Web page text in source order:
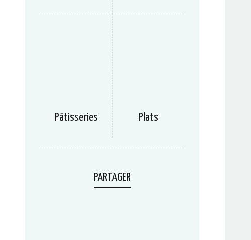
Pâtisseries Plats
PARTAGER